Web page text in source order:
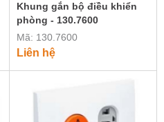
Khung gắn bộ điều khiển
phòng - 130.7600
Mã: 130.7600
Liên hệ